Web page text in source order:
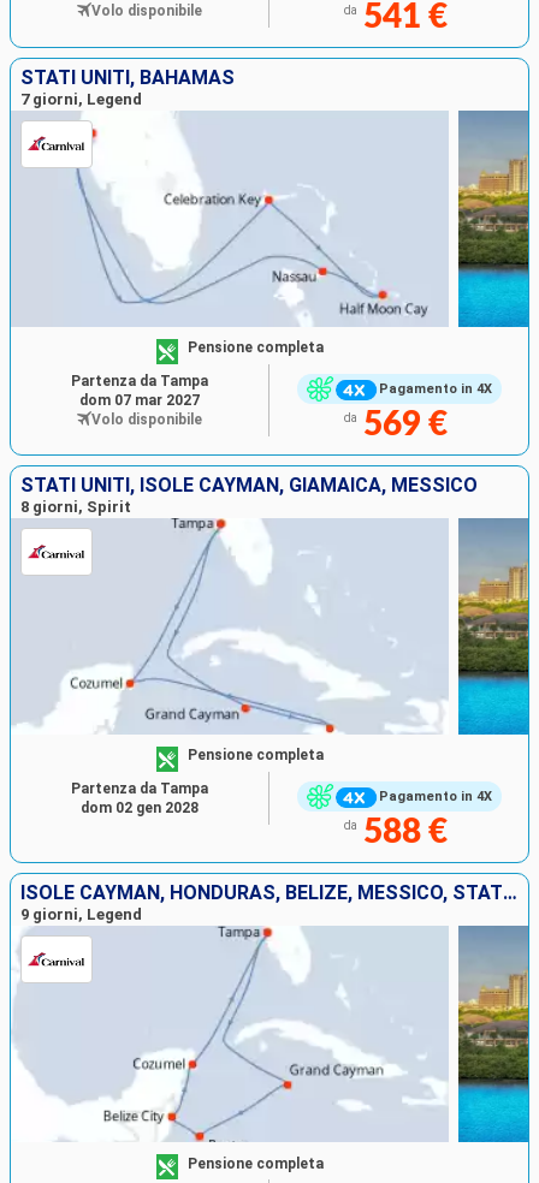
da 541 €
Volo disponibile
STATI UNITI, BAHAMAS
7 giorni, Legend
Pagamento in 4X
Pensione completa
da 569 €
Partenza da Tampa
dom 07 mar 2027
Volo disponibile
STATI UNITI, ISOLE CAYMAN, GIAMAICA, MESSICO
8 giorni, Spirit
Pagamento in 4X
Pensione completa
da 588 €
Partenza da Tampa
dom 02 gen 2028
ISOLE CAYMAN, HONDURAS, BELIZE, MESSICO, STATI UNITI
9 giorni, Legend
Pensione completa